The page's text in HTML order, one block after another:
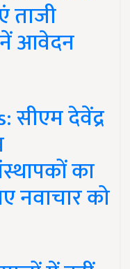
ताजी
आवेदन
सीएम देवेंद्र
का
नवाचार को